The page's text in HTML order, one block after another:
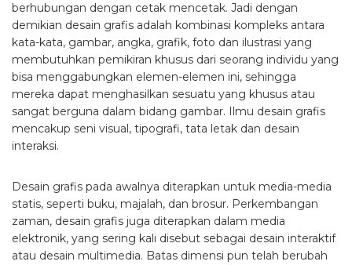
berhubungan dengan cetak mencetak. Jadi dengan
demikian desain grafis adalah kombinasi kompleks antara
kata-kata, gambar, angka, grafik, foto dan ilustrasi yang
membutuhkan pemikiran khusus dari seorang individu yang
bisa menggabungkan elemen-elemen ini, sehingga
mereka dapat menghasilkan sesuatu yang khusus atau
sangat berguna dalam bidang gambar. Ilmu desain grafis
mencakup seni visual, tipografi, tata letak dan desain
interaksi.
Desain grafis pada awalnya diterapkan untuk media-media
statis, seperti buku, majalah, dan brosur. Perkembangan
zaman, desain grafis juga diterapkan dalam media
elektronik, yang sering kali disebut sebagai desain interaktif
atau desain multimedia. Batas dimensi pun telah berubah